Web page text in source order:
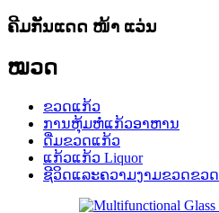
ຄີມກັນແດດ ໜ້າ ແວ່ນ
ໝວດ
ຂວດແກ້ວ
ການຫຸ້ມຫໍ່ແກ້ວອາຫານ
ດື່ມຂວດແກ້ວ
ແກ້ວແກ້ວ Liquor
ຊີວິດແລະຄວາມງາມຂວດຂວດ